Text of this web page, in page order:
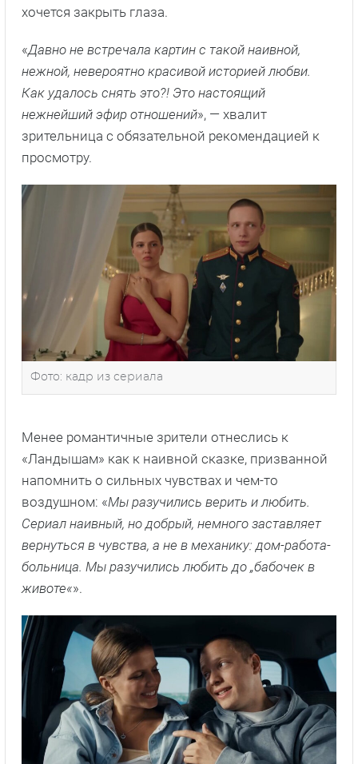
хочется закрыть глаза.
«Давно не встречала картин с такой наивной,
нежной, невероятно красивой историей любви.
Как удалось снять это?! Это настоящий
нежнейший эфир отношений», — хвалит
зрительница с обязательной рекомендацией к
просмотру.
Фото: кадр из сериала
Менее романтичные зрители отнеслись к
«Ландышам» как к наивной сказке, призванной
напомнить о сильных чувствах и чем-то
воздушном: «Мы разучились верить и любить.
Сериал наивный, но добрый, немного заставляет
вернуться в чувства, а не в механику: дом-работа-
больница. Мы разучились любить до „бабочек в
животе«».